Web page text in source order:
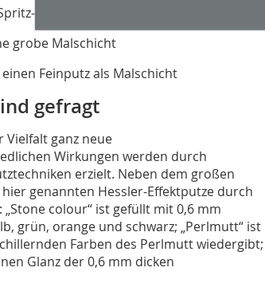
und Ausgleichsbewurf
grobe Malschicht
Feinputz als Malschicht
gefragt
Vielfalt ganz neue
Wirkungen werden durch
erzielt. Neben dem großen
genannten Hessler-Effektputze durch
colour“ ist gefüllt mit 0,6 mm
grün, orange und schwarz; „Perlmutt“ ist
Farben des Perlmutt wiedergibt;
Glanz der 0,6 mm dicken